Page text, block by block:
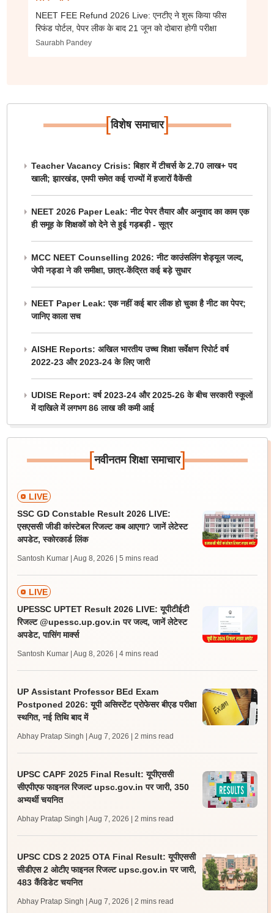
NEET FEE Refund 2026 Live: एनटीए ने शुरू किया फीस
रिफंड पोर्टल, पेपर लीक के बाद 21 जून को दोबारा होगी परीक्षा
Saurabh Pandey
[विशेष समाचार]
Teacher Vacancy Crisis: बिहार में टीचर्स के 2.70 लाख+ पद
खाली; झारखंड, एमपी समेत कई राज्यों में हजारों वैकेंसी
NEET 2026 Paper Leak: नीट पेपर तैयार और अनुवाद का काम एक
ही समूह के शिक्षकों को देने से हुई गड़बड़ी - सूत्र
MCC NEET Counselling 2026: नीट काउंसलिंग शेड्यूल जल्द,
जेपी नड्डा ने की समीक्षा, छात्र-केंद्रित कई बड़े सुधार
NEET Paper Leak: एक नहीं कई बार लीक हो चुका है नीट का पेपर;
जानिए काला सच
AISHE Reports: अखिल भारतीय उच्च शिक्षा सर्वेक्षण रिपोर्ट वर्ष
2022-23 और 2023-24 के लिए जारी
UDISE Report: वर्ष 2023-24 और 2025-26 के बीच सरकारी स्कूलों
में दाखिले में लगभग 86 लाख की कमी आई
[नवीनतम शिक्षा समाचार]
LIVE
SSC GD Constable Result 2026 LIVE:
एसएससी जीडी कांस्टेबल रिजल्ट कब आएगा? जानें लेटेस्ट
अपडेट, स्कोरकार्ड लिंक
Santosh Kumar | Aug 8, 2026 | 5 mins read
LIVE
UPESSC UPTET Result 2026 LIVE: यूपीटीईटी
रिजल्ट @upessc.up.gov.in पर जल्द, जानें लेटेस्ट
अपडेट, पासिंग मार्क्स
Santosh Kumar | Aug 8, 2026 | 4 mins read
UP Assistant Professor BEd Exam
Postponed 2026: यूपी असिस्टेंट प्रोफेसर बीएड परीक्षा
स्थगित, नई तिथि बाद में
Abhay Pratap Singh | Aug 7, 2026 | 2 mins read
UPSC CAPF 2025 Final Result: यूपीएससी
सीएपीएफ फाइनल रिजल्ट upsc.gov.in पर जारी, 350
अभ्यर्थी चयनित
Abhay Pratap Singh | Aug 7, 2026 | 2 mins read
UPSC CDS 2 2025 OTA Final Result: यूपीएससी
सीडीएस 2 ओटीए फाइनल रिजल्ट upsc.gov.in पर जारी,
483 कैंडिडेट चयनित
Abhay Pratap Singh | Aug 7, 2026 | 2 mins read